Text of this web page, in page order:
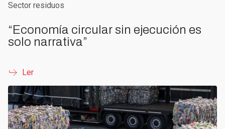
Sector residuos
“Economía circular sin ejecución es
solo narrativa”
Ler